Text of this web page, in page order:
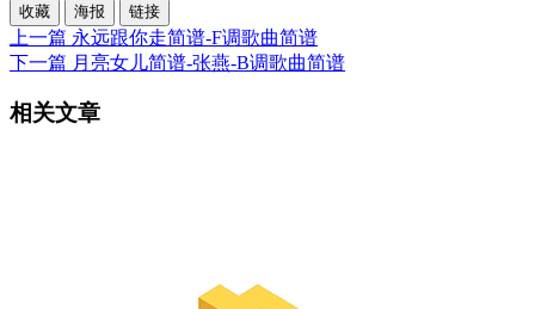
收藏
海报 链接
上一篇 永远跟你走简谱-F调歌曲简谱
下一篇 月亮女儿简谱-张燕-B调歌曲简谱
相关文章